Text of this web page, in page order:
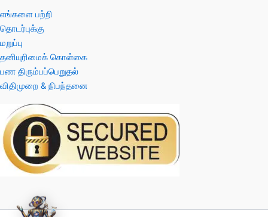
எங்களை பற்றி
தொடர்புக்கு
மறுப்பு
தனியுரிமைக் கொள்கை
பண திரும்பப்பெறுதல்
விதிமுறை & நிபந்தனை